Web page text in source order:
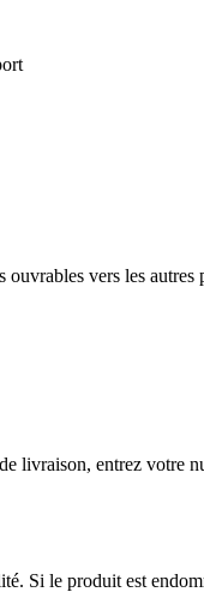
vers les
livraison, entrez
Si le produit est